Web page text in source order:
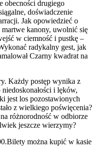
obecności drugiego
doświadczenie
Jak opowiedzieć o
kanony, uwolnić się
w ciemność i pustkę –
radykalny gest, jak
Czarny kwadrat na
Każdy postęp wynika z
i lęków,
jest los pozostawionych
z wielkiego poświęcenia?
różnorodność w odbiorze
jeszcze wierzymy?
można kupić w kasie